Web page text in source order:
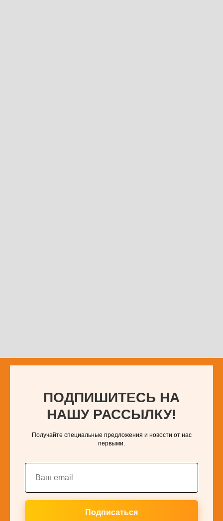
ПОДПИШИТЕСЬ НА
НАШУ РАССЫЛКУ!
Получайте специальные предложения и новости от нас
первыми.
Подписаться